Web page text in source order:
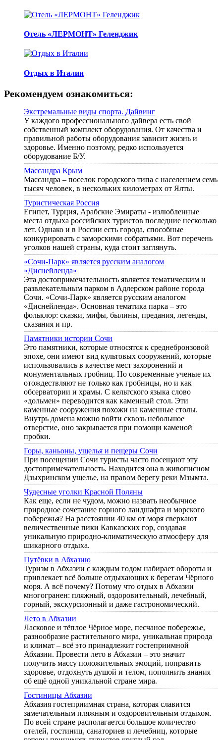
Отель «ЛЕРМОНТ» Геленджик
Отдых в Италии
Рекомендуем ознакомиться:
Экстремальные виды спорта. Дайвинг
У каждого профессионального дайвера есть свой
собственный комплект оборудования. От качества и
правильной работы оборудования зависит жизнь и
здоровье. Именно поэтому, редко используется
оборудование Б/У.
Массандра Крым
Массандра – поселок городского типа с населением семь
тысяч человек, в нескольких километрах от Ялты.
Туристическая Россия
Египет, Турция, Арабские Эмираты - излюбленные
места отдыха российских туристов последние несколько
лет. Однако и в России есть города, способные
конкурировать с заморскими собратьями. Вот перечень
уголков нашей страны, куда стоит заглянуть.
«Сочи-Парк» является русским аналогом
«Диснейленда»
Эта достопримечательность является тематическим и
развлекательным парком в Адлерском районе города
Сочи. «Сочи-Парк» является русским аналогом
«Диснейленда». Основная тематика парка – это
фольклор: сказки, мифы, былины, предания, легенды,
сказания и пр.
Памятники истории Сочи
Это памятники, которые относятся к среднебронзовой
эпохе, они имеют вид культовых сооружений, которые
использовались в качестве мест захоронений и
монументальных гробниц. Но современные ученые их
отождествляют не только как гробницы, но и как
обсерватории и храмы. С кельтского языка слово
«дольмен» переводится как каменный стол. Эти
каменные сооружения похожи на каменные столы.
Внутрь домена можно войти сквозь небольшое
отверстие, оно закрывается при помощи каменой
пробки.
Горы, каньоны, ущелья и пещеры Сочи
При посещении Сочи туристы часто посещают эту
достопримечательность. Находится она в живописном
Дзыхринском ущелье, на правом берегу реки Мзымта.
Чудесные уголки Красной Поляны
Как еще, если не чудом, можно назвать необычное
природное сочетание горного ландшафта и морского
побережья? На расстоянии 40 км от моря сверкают
величественные пики Кавказских гор, создавая
уникальную природно-климатическую атмосферу для
шикарного отдыха.
Путёвки в Абхазию
Туризм в Абхазии с каждым годом набирает обороты и
привлекает всё больше отдыхающих к берегам Чёрного
моря. А всё почему? Потому что отдых в Абхазии
многогранен: пляжный, оздоровительный, лечебный,
горный, экскурсионный и даже гастрономический.
Лето в Абхазии
Ласковое и тёплое Чёрное море, песчаное побережье,
разнообразие растительного мира, уникальная природа
и климат – всё это принадлежит гостеприимной
Абхазии. Провести лето в Абхазии – это значит
получить массу положительных эмоций, поправить
здоровье, отдохнуть душой и телом, пополнить знания
об ещё одной уникальной стране мира.
Гостиницы Абхазии
Абхазия гостеприимная страна, которая славится
замечательным пляжным и оздоровительным отдыхом.
По всей стране располагается большое количество
отелей, гостиниц, санаториев и лечебниц, которые